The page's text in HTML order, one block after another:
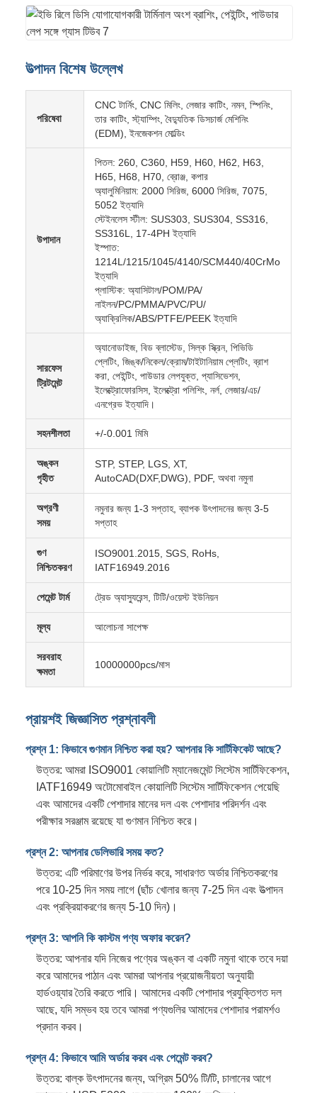
উত্পাদন বিশেষ উল্লেখ
পরিষেবা
CNC টার্নিং, CNC মিলিং, লেজার কাটিং, নমন, স্পিনিং,
তার কাটিং, স্ট্যাম্পিং, বৈদ্যুতিক ডিসচার্জ মেশিনিং
(EDM), ইনজেকশন মোল্ডিং
উপাদান
পিতল: 260, C360, H59, H60, H62, H63,
H65, H68, H70, ব্রোঞ্জ, কপার
অ্যালুমিনিয়াম: 2000 সিরিজ, 6000 সিরিজ, 7075,
5052 ইত্যাদি
স্টেইনলেস স্টীল: SUS303, SUS304, SS316,
SS316L, 17-4PH ইত্যাদি
ইস্পাত:
1214L/1215/1045/4140/SCM440/40CrMo
ইত্যাদি
প্লাস্টিক: অ্যাসিটাল/POM/PA/
নাইলন/PC/PMMA/PVC/PU/
অ্যাক্রিলিক/ABS/PTFE/PEEK ইত্যাদি
সারফেস
ট্রিটমেন্ট
অ্যানোডাইজ, বিড ব্লাস্টেড, সিল্ক স্ক্রিন, পিভিডি
প্লেটিং, জিঙ্ক/নিকেল/ক্রোম/টাইটানিয়াম প্লেটিং, ব্রাশ
করা, পেইন্টিং, পাউডার লেপযুক্ত, প্যাসিভেশন,
ইলেক্ট্রোফোরসিস, ইলেক্ট্রো পলিশিং, নর্ল, লেজার/এচ/
এনগ্রেভ ইত্যাদি।
সহনশীলতা +/-0.001 মিমি
অঙ্কন
গৃহীত
STP, STEP, LGS, XT,
AutoCAD(DXF,DWG), PDF, অথবা নমুনা
অগ্রণী
সময়
নমুনার জন্য 1-3 সপ্তাহ, ব্যাপক উৎপাদনের জন্য 3-5
সপ্তাহ
গুণ
নিশ্চিতকরণ
ISO9001.2015, SGS, RoHs,
IATF16949.2016
পেমেন্ট টার্ম ট্রেড অ্যাস্যুরেন্স, টিটি/ওয়েস্ট ইউনিয়ন
মূল্য আলোচনা সাপেক্ষ
সরবরাহ
ক্ষমতা
10000000pcs/মাস
প্রায়শই জিজ্ঞাসিত প্রশ্নাবলী
প্রশ্ন 1: কিভাবে গুণমান নিশ্চিত করা হয়? আপনার কি সার্টিফিকেট আছে?
উত্তর: আমরা ISO9001 কোয়ালিটি ম্যানেজমেন্ট সিস্টেম সার্টিফিকেশন,
IATF16949 অটোমোবাইল কোয়ালিটি সিস্টেম সার্টিফিকেশন পেয়েছি
এবং আমাদের একটি পেশাদার মানের দল এবং পেশাদার পরিদর্শন এবং
পরীক্ষার সরঞ্জাম রয়েছে যা গুণমান নিশ্চিত করে।
প্রশ্ন 2: আপনার ডেলিভারি সময় কত?
উত্তর: এটি পরিমাণের উপর নির্ভর করে, সাধারণত অর্ডার নিশ্চিতকরণের
পরে 10-25 দিন সময় লাগে (ছাঁচ খোলার জন্য 7-25 দিন এবং উত্পাদন
এবং প্রক্রিয়াকরণের জন্য 5-10 দিন)।
প্রশ্ন 3: আপনি কি কাস্টম পণ্য অফার করেন?
উত্তর: আপনার যদি নিজের পণ্যের অঙ্কন বা একটি নমুনা থাকে তবে দয়া
করে আমাদের পাঠান এবং আমরা আপনার প্রয়োজনীয়তা অনুযায়ী
হার্ডওয়্যার তৈরি করতে পারি। আমাদের একটি পেশাদার প্রযুক্তিগত দল
আছে, যদি সম্ভব হয় তবে আমরা পণ্যগুলির আমাদের পেশাদার পরামর্শও
প্রদান করব।
প্রশ্ন 4: কিভাবে আমি অর্ডার করব এবং পেমেন্ট করব?
উত্তর: বাল্ক উৎপাদনের জন্য, অগ্রিম 50% টি/টি, চালানের আগে